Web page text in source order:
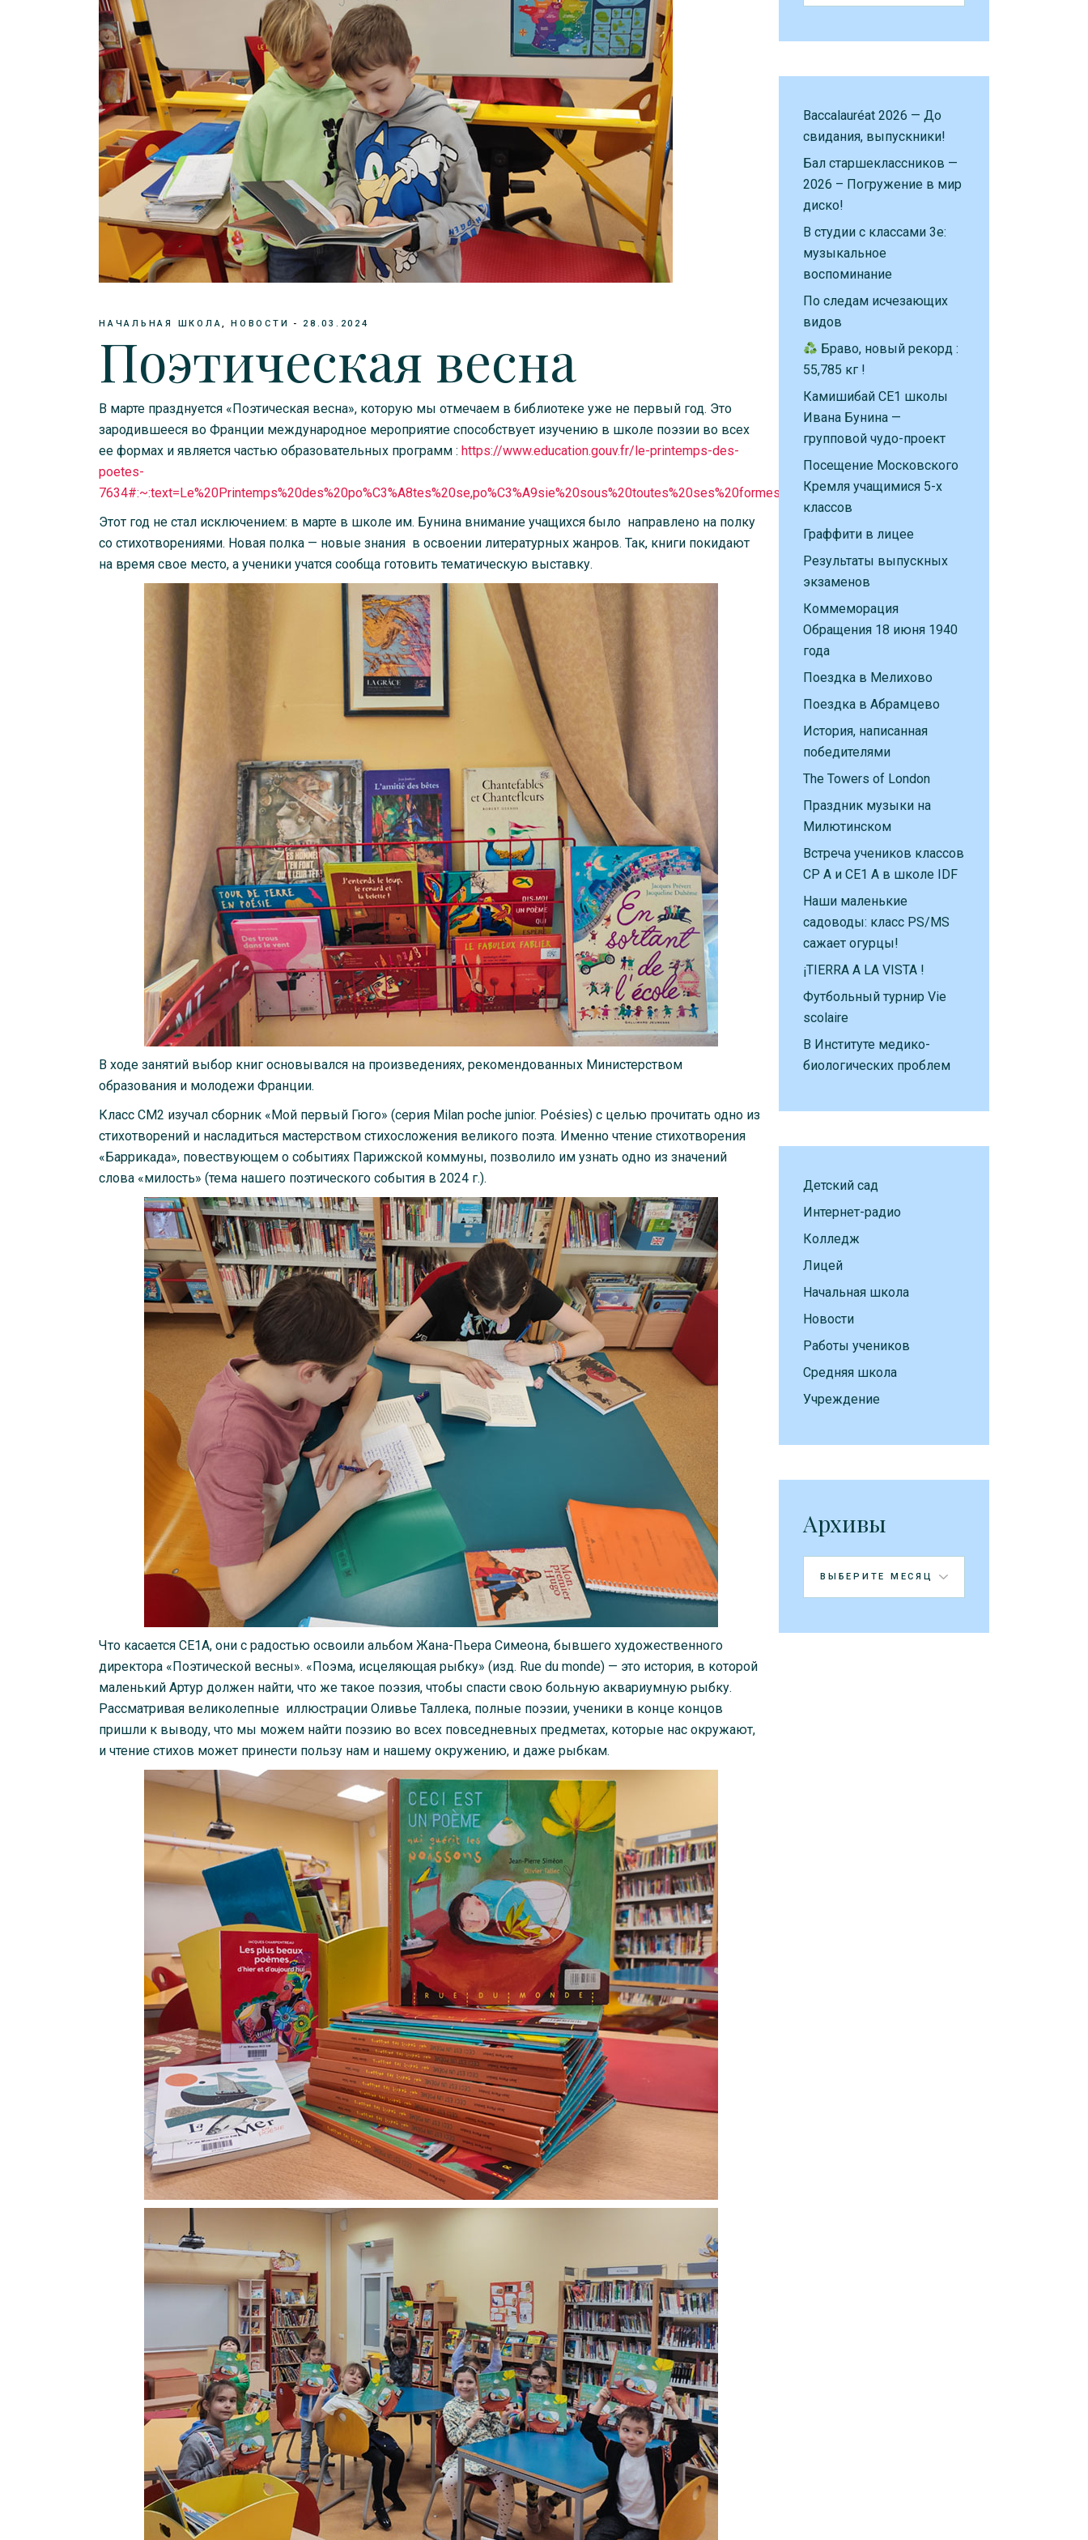
НАЧАЛЬНАЯ ШКОЛА НОВОСТИ 28.03.2024
Поэтическая весна
В марте празднуется «Поэтическая весна», которую мы отмечаем в библиотеке уже не первый год. Это
зародившееся во Франции международное мероприятие способствует изучению в школе поэзии во всех
ее формах и является частью образовательных программ : https://www.education.gouv.fr/le-printemps-des-
poetes-
7634#:~:text=Le%20Printemps%20des%20po%C3%A8tes%20se,po%C3%A9sie%20sous%20toutes%20ses%20formes.
Этот год не стал исключением: в марте в школе им. Бунина внимание учащихся было направлено на полку
со стихотворениями. Новая полка — новые знания в освоении литературных жанров. Так, книги покидают
на время свое место, а ученики учатся сообща готовить тематическую выставку.
В ходе занятий выбор книг основывался на произведениях, рекомендованных Министерством
образования и молодежи Франции.
Класс СМ2 изучал сборник «Мой первый Гюго» (серия Milan poche junior. Poésies) с целью прочитать одно из
стихотворений и насладиться мастерством стихосложения великого поэта. Именно чтение стихотворения
«Баррикада», повествующем о событиях Парижской коммуны, позволило им узнать одно из значений
слова «милость» (тема нашего поэтического события в 2024 г.).
Что касается CE1A, они с радостью освоили альбом Жана-Пьера Симеона, бывшего художественного
директора «Поэтической весны». «Поэма, исцеляющая рыбку» (изд. Rue du monde) — это история, в которой
маленький Артур должен найти, что же такое поэзия, чтобы спасти свою больную аквариумную рыбку.
Рассматривая великолепные иллюстрации Оливье Таллека, полные поэзии, ученики в конце концов
пришли к выводу, что мы можем найти поэзию во всех повседневных предметах, которые нас окружают,
и чтение стихов может принести пользу нам и нашему окружению, и даже рыбкам.
Baccalauréat 2026 — До
свидания, выпускники!
Бал старшеклассников —
2026 – Погружение в мир
диско!
В студии с классами 3е:
музыкальное
воспоминание
По следам исчезающих
видов
Браво, новый рекорд :
55,785 кг !
Камишибай CE1 школы
Ивана Бунина —
групповой чудо-проект
Посещение Московского
Кремля учащимися 5-х
классов
Граффити в лицее
Результаты выпускных
экзаменов
Коммеморация
Обращения 18 июня 1940
года
Поездка в Мелихово
Поездка в Абрамцево
История, написанная
победителями
The Towers of London
Праздник музыки на
Милютинском
Встреча учеников классов
CP A и CE1 A в школе IDF
Наши маленькие
садоводы: класс PS/MS
сажает огурцы!
¡TIERRA A LA VISTA !
Футбольный турнир Vie
scolaire
В Институте медико-
биологических проблем
Детский сад
Интернет-радио
Колледж
Лицей
Начальная школа
Новости
Работы учеников
Средняя школа
Учреждение
Архивы
Архивы